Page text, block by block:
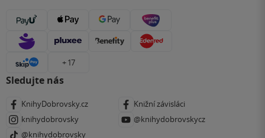
+ 17
Sledujte nás
KnihyDobrovsky.cz
Knižní závisláci
knihydobrovsky
@knihydobrovskycz
@knihydobrovsky